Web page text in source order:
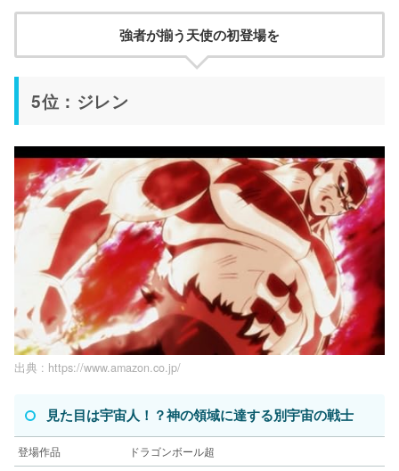
強者が揃う天使の初登場を
5位：ジレン
出典 : https://www.amazon.co.jp/
見た目は宇宙人！？神の領域に達する別宇宙の戦士
登場作品
ドラゴンボール超